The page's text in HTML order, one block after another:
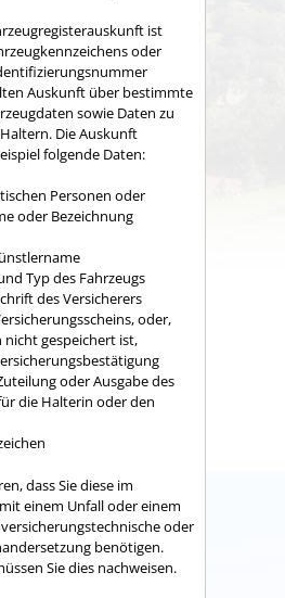
ist
oder
Auskunft über bestimmte
sowie Daten zu
Die Auskunft
folgende Daten:
Personen oder
oder Bezeichnung
Typ des Fahrzeugs
des Versicherers
oder,
nicht gespeichert ist,
oder Ausgabe des
die Halterin oder den
dass Sie diese im
einem Unfall oder einem
oder
benötigen.
Sie dies nachweisen.